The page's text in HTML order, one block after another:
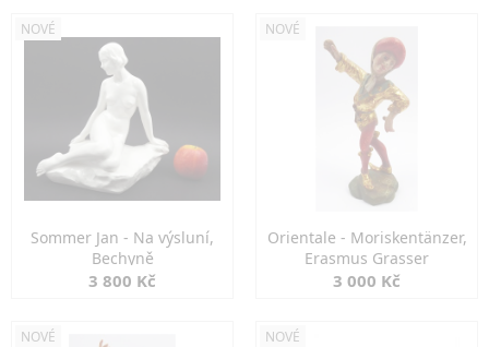
NOVÉ
Sommer Jan - Na výsluní,
Bechyně
3 800 Kč
NOVÉ
Orientale - Moriskentänzer,
Erasmus Grasser
3 000 Kč
NOVÉ NOVÉ